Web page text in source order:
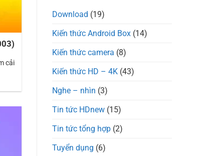
cải
Download (19)
Kiến thức Android Box (14)
Kiến thức camera (8)
Kiến thức HD – 4K (43)
Nghe – nhìn (3)
Tin tức HDnew (15)
Tin tức tổng hợp (2)
Tuyển dụng (6)